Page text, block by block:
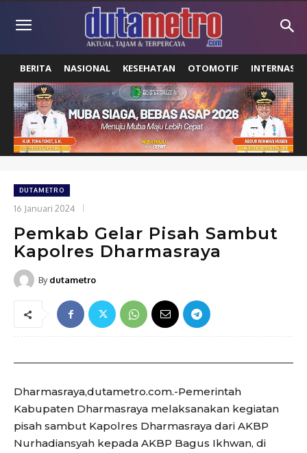
BERITA NASIONAL KESEHATAN OTOMOTIF
DUTAMETRO
16 Januari 2024
Pemkab Gelar Pisah Sambut
Kapolres Dharmasraya
By dutametro
Dharmasraya,dutametro.com.-Pemerintah
Kabupaten Dharmasraya melaksanakan kegiatan
pisah sambut Kapolres Dharmasraya dari AKBP
Nurhadiansyah kepada AKBP Bagus Ikhwan, di